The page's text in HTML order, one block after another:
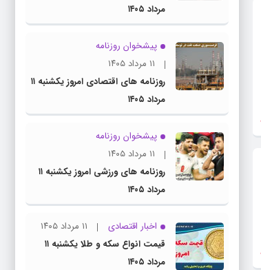
مرداد ۱۴۰۵
پیشخوان روزنامه
۱۱ مرداد ۱۴۰۵
روزنامه های اقتصادی امروز یکشنبه ۱۱
مرداد ۱۴۰۵
پیشخوان روزنامه
۱۱ مرداد ۱۴۰۵
روزنامه های ورزشی امروز یکشنبه ۱۱
مرداد ۱۴۰۵
اخبار اقتصادی
۱۱ مرداد ۱۴۰۵
قیمت انواع سکه و طلا یکشنبه ۱۱
مرداد ۱۴۰۵